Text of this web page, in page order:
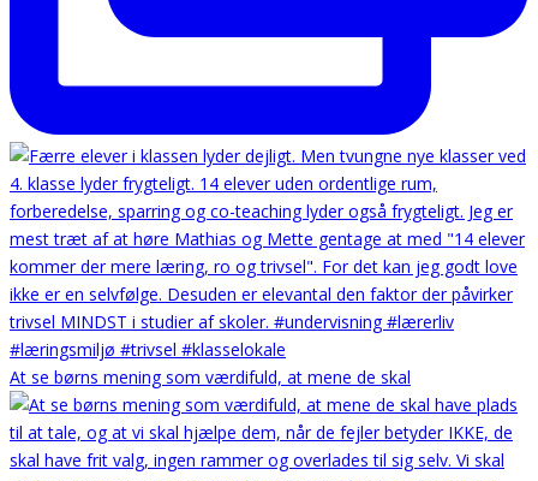
At se børns mening som værdifuld, at mene de skal